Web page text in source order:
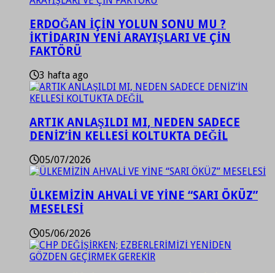
ERDOĞAN İÇİN YOLUN SONU MU ?
İKTİDARIN YENİ ARAYIŞLARI VE ÇİN
FAKTÖRÜ
3 hafta ago
ARTIK ANLAŞILDI MI, NEDEN SADECE
DENİZ’İN KELLESİ KOLTUKTA DEĞİL
05/07/2026
ÜLKEMİZİN AHVALİ VE YİNE “SARI ÖKÜZ”
MESELESİ
05/06/2026